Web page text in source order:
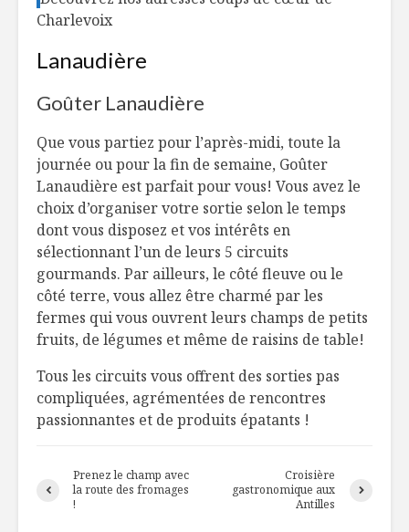
Charlevoix
Lanaudière
Goûter Lanaudière
Que vous partiez pour l’après-midi, toute la
journée ou pour la fin de semaine, Goûter
Lanaudière est parfait pour vous! Vous avez le
choix d’organiser votre sortie selon le temps
dont vous disposez et vos intérêts en
sélectionnant l’un de leurs 5 circuits
gourmands. Par ailleurs, le côté fleuve ou le
côté terre, vous allez être charmé par les
fermes qui vous ouvrent leurs champs de petits
fruits, de légumes et même de raisins de table!
Tous les circuits vous offrent des sorties pas
compliquées, agrémentées de rencontres
passionnantes et de produits épatants !
Prenez le champ avec
la route des fromages
!
Croisière
gastronomique aux
Antilles